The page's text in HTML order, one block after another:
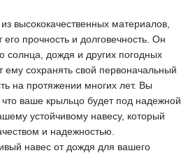
высококачественных материалов,
прочность и долговечность. Он
солнца, дождя и других погодных
ему сохранять свой первоначальный
на протяжении многих лет. Вы
ваше крыльцо будет под надежной
устойчивому навесу, который
и надежностью.
навес от дождя для вашего